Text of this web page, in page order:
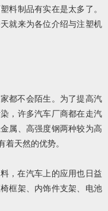
料制品有实在是太多了。
就来为各位介绍与注塑机
都不会陌生。为了提高汽
，许多汽车厂商都在走汽
属、高强度钢两种较为高
着天然的优势。
，在汽车上的应用也日益
框架、内饰件支架、电池